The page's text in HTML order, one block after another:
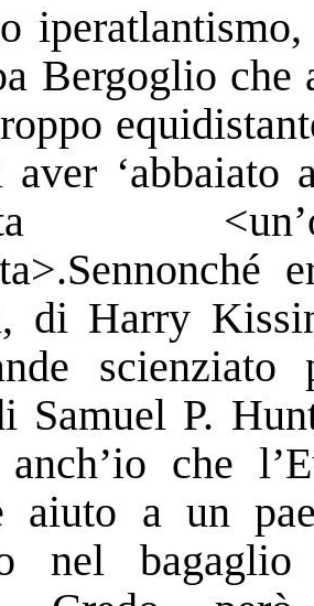
Bergoglio
‘abbaiato
di Harry
scienziato
Samuel P.
anch’io che
aiuto a un
nel